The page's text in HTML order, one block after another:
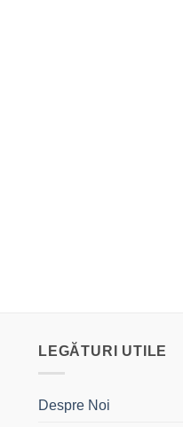
LEGĂTURI UTILE
Despre Noi